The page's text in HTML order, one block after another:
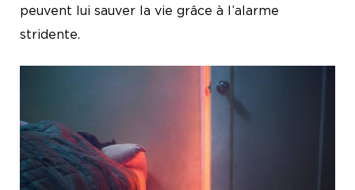
peuvent lui sauver la vie grâce à l’alarme
stridente.